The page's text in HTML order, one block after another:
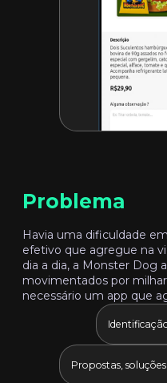
Problema
Havia uma dificuldade
efetivo que agregue na
dia a dia, a Monster Dog
movimentados por
necessário um app que
Propostas,